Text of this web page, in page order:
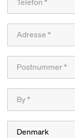
Denmark